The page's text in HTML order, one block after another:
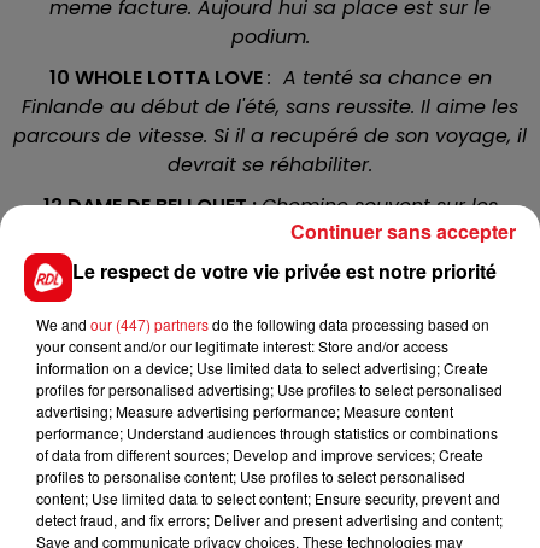
meme facture. Aujourd hui sa place est sur le
podium.
10 WHOLE LOTTA LOVE: A tenté sa chance en
Finlande au début de l'été, sans reussite. Il aime les
parcours de vitesse. Si il a recupéré de son voyage, il
devrait se réhabiliter.
12 DAME DE BELLOUET :Chemine souvent sur les
longues distances, mais a couru durant sa carriére 3
fois derrière la voiture pour 2 victoires et 1 seconde
place. En se basant là-dessus, c'est une chance
pour les places.
1 BEST MATCH: Avait realisé une bonne perf sur ce
tracé au mois de mars, il sera sans ses fers pour cet
objectif et drivé par E.Raffin
11 DIGITAL COLLECTION :Il aurait pu surprendre sur
plus long sur cette piste au mois de juillet, sa
récente sortie le montre encore en progression. La
Le respect de votre vie privée est notre priorité
We and our (447) partnersdo the following data processing based on
your consent and/or our legitimate interest: Store and/or access
information on a device; Use limited data to select advertising; Create
profiles for personalised advertising; Use profiles to select personalised
advertising; Measure advertising performance; Measure content
performance; Understand audiences through statistics or combinations
of data from different sources; Develop and improve services; Create
profiles to personalise content; Use profiles to select personalised
content; Use limited data to select content; Ensure security, prevent and
detect fraud, and fix errors; Deliver and present advertising and content;
Save and communicate privacy choices. These technologies may
Continuer sans accepter